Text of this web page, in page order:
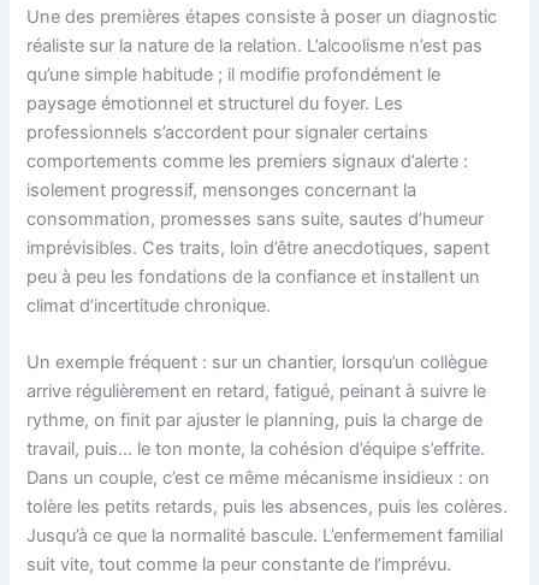
Une des premières étapes consiste à poser un diagnostic
réaliste sur la nature de la relation. L’alcoolisme n’est pas
qu’une simple habitude ; il modifie profondément le
paysage émotionnel et structurel du foyer. Les
professionnels s’accordent pour signaler certains
comportements comme les premiers signaux d’alerte :
isolement progressif, mensonges concernant la
consommation, promesses sans suite, sautes d’humeur
imprévisibles. Ces traits, loin d’être anecdotiques, sapent
peu à peu les fondations de la confiance et installent un
climat d’incertitude chronique.
Un exemple fréquent : sur un chantier, lorsqu’un collègue
arrive régulièrement en retard, fatigué, peinant à suivre le
rythme, on finit par ajuster le planning, puis la charge de
travail, puis… le ton monte, la cohésion d’équipe s’effrite.
Dans un couple, c’est ce même mécanisme insidieux : on
tolère les petits retards, puis les absences, puis les colères.
Jusqu’à ce que la normalité bascule. L’enfermement familial
suit vite, tout comme la peur constante de l’imprévu.